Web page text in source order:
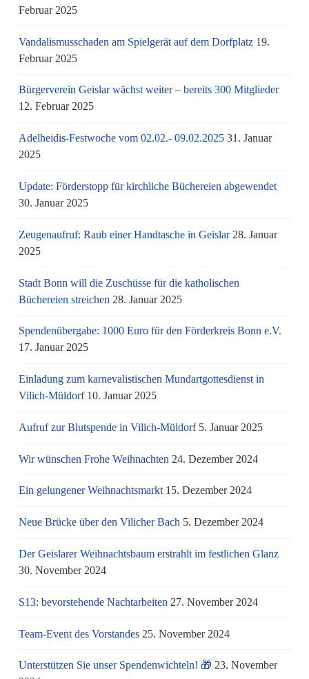
Februar 2025
Vandalismusschaden am Spielgerät auf dem Dorfplatz 19.
Februar 2025
Bürgerverein Geislar wächst weiter – bereits 300 Mitglieder
12. Februar 2025
Adelheidis-Festwoche vom 02.02.- 09.02.2025 31. Januar
2025
Update: Förderstopp für kirchliche Büchereien abgewendet
30. Januar 2025
Zeugenaufruf: Raub einer Handtasche in Geislar 28. Januar
2025
Stadt Bonn will die Zuschüsse für die katholischen
Büchereien streichen 28. Januar 2025
Spendenübergabe: 1000 Euro für den Förderkreis Bonn e.V.
17. Januar 2025
Einladung zum karnevalistischen Mundartgottesdienst in
Vilich-Müldorf 10. Januar 2025
Aufruf zur Blutspende in Vilich-Müldorf 5. Januar 2025
Wir wünschen Frohe Weihnachten 24. Dezember 2024
Ein gelungener Weihnachtsmarkt 15. Dezember 2024
Neue Brücke über den Vilicher Bach 5. Dezember 2024
Der Geislarer Weihnachtsbaum erstrahlt im festlichen Glanz
30. November 2024
S13: bevorstehende Nachtarbeiten 27. November 2024
Team-Event des Vorstandes 25. November 2024
Unterstützen Sie unser Spendenwichteln! 🎁 23. November